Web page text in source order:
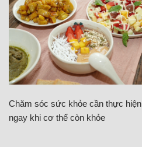
Chăm sóc sức khỏe cần thực hiện
ngay khi cơ thể còn khỏe